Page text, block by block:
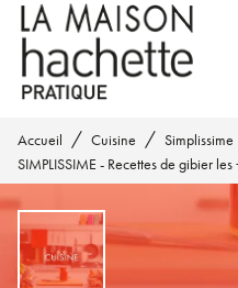
MENU RECHERCHE
PIED DE PAGE
Accueil / Cuisine / Simplissime
SIMPLISSIME - Recettes de gibier